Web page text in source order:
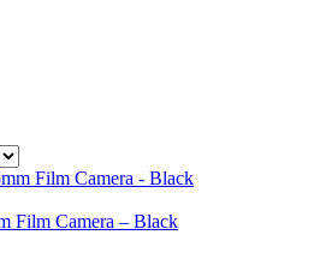
Film Camera – Black